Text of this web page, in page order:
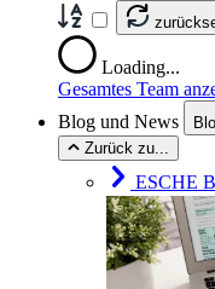
Loading...
Gesamtes Team
Blog und News
Zurück zu...
ESCHE